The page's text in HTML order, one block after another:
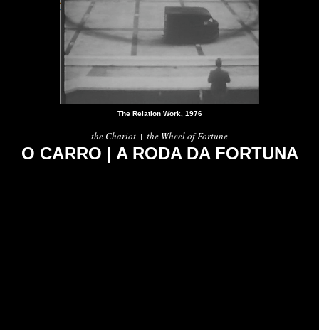
The Relation Work, 1976
the Chariot + the Wheel of Fortune
O CARRO | A RODA DA FORTUNA